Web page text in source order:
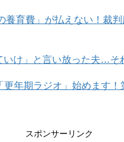
育費」が払えない！裁
け」と言い放った夫…そ
更年期ラジオ」始めます
スポンサーリンク